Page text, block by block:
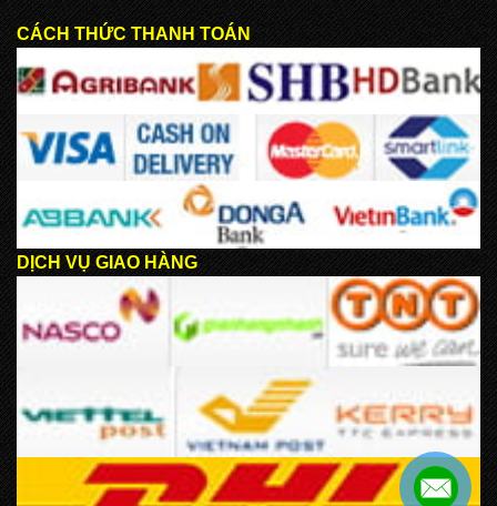
CÁCH THỨC THANH TOÁN
DỊCH VỤ GIAO HÀNG